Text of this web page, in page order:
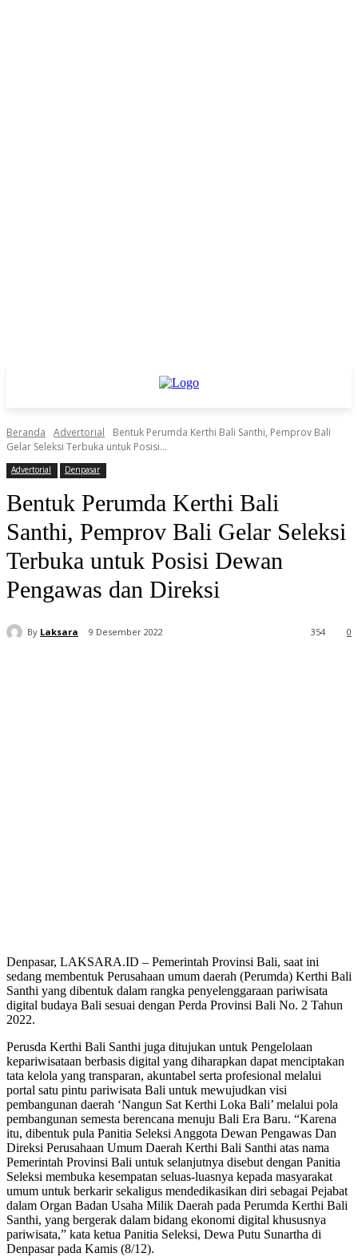
Beranda Advertorial
Bentuk Perumda Kerthi Bali Santhi, Pemprov Bali
Gelar Seleksi Terbuka untuk Posisi...
Advertorial Denpasar
Bentuk Perumda Kerthi Bali
Santhi, Pemprov Bali Gelar Seleksi
Terbuka untuk Posisi Dewan
Pengawas dan Direksi
By Laksara 9 Desember 2022 0
354
Denpasar, LAKSARA.ID – Pemerintah Provinsi Bali, saat ini
sedang membentuk Perusahaan umum daerah (Perumda) Kerthi Bali
Santhi yang dibentuk dalam rangka penyelenggaraan pariwisata
digital budaya Bali sesuai dengan Perda Provinsi Bali No. 2 Tahun
2022.
Perusda Kerthi Bali Santhi juga ditujukan untuk Pengelolaan
kepariwisataan berbasis digital yang diharapkan dapat menciptakan
tata kelola yang transparan, akuntabel serta profesional melalui
portal satu pintu pariwisata Bali untuk mewujudkan visi
pembangunan daerah ‘Nangun Sat Kerthi Loka Bali’ melalui pola
pembangunan semesta berencana menuju Bali Era Baru. “Karena
itu, dibentuk pula Panitia Seleksi Anggota Dewan Pengawas Dan
Direksi Perusahaan Umum Daerah Kerthi Bali Santhi atas nama
Pemerintah Provinsi Bali untuk selanjutnya disebut dengan Panitia
Seleksi membuka kesempatan seluas-luasnya kepada masyarakat
umum untuk berkarir sekaligus mendedikasikan diri sebagai Pejabat
dalam Organ Badan Usaha Milik Daerah pada Perumda Kerthi Bali
Santhi, yang bergerak dalam bidang ekonomi digital khususnya
pariwisata,” kata ketua Panitia Seleksi, Dewa Putu Sunartha di
Denpasar pada Kamis (8/12).